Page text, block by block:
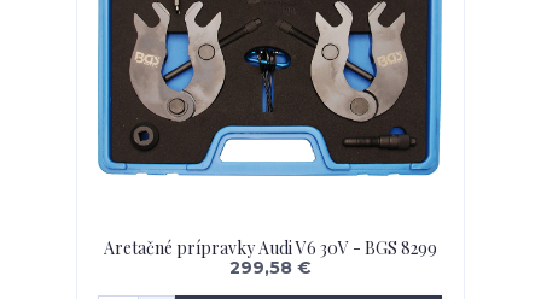
Aretačné prípravky Audi V6 30V - BGS 8299
299,58 €